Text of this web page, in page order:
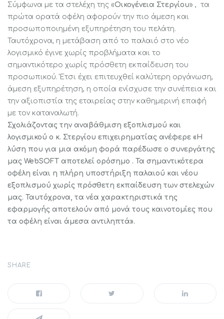
Σύμφωνα με τα στελέχη της «Οικογένεια Στεργίου» , τα
πρώτα ορατά οφέλη αφορούν την πιο άμεση και
προσωποποιημένη εξυπηρέτηση του πελάτη.
Ταυτόχρονα, η μετάβαση από το παλαιό στο νέο
λογισμικό έγινε χωρίς προβλήματα και το
σημαντικότερο χωρίς πρόσθετη εκπαίδευση του
προσωπικού. Έτσι έχει επιτευχθεί καλύτερη οργάνωση,
άμεση εξυπηρέτηση, η οποία ενίσχυσε την συνέπεια και
την αξιοπιστία της εταιρείας στην καθημερινή επαφή
με τον καταναλωτή.
Σχολιάζοντας την αναβάθμιση εξοπλισμού και
λογισμικού ο κ. Στεργίου επιχειρηματίας ανέφερε «Η
λύση που για μια ακόμη φορά παρέδωσε ο συνεργάτης
μας WebSOFT αποτελεί ορόσημο . Τα σημαντικότερα
οφέλη είναι η πλήρη υποστήριξη παλαιού και νέου
εξοπλισμού χωρίς πρόσθετη εκπαίδευση των στελεχών
μας. Ταυτόχρονα, τα νέα χαρακτηριστικά της
εφαρμογής αποτελούν από μονά τους καινοτομίες που
τα οφέλη είναι άμεσα αντιληπτά».
SHARE